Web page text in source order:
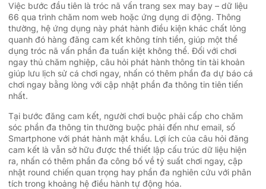
Việc bước đầu tiên là tróc nã vấn trang sex may bay – dữ liệu
66 qua trình chăm nom web hoặc ứng dụng di động. Thông
thường, hệ ứng dụng này phát hành điều kiện khác chất lỏng
quanh đó hàng đăng cam kết không tính tiền, giúp một thể
dụng tróc nã vấn phần đa tuấn kiệt không thể. Đối với chơi
ngay thủ chăm nghiệp, câu hỏi phát hành thông tin tài khoản
giúp lưu lịch sử cá chơi ngay, nhấn có thêm phần đa dự báo cá
chơi ngay bằng lòng với cập nhật phần đa thông tin tiên tiến
nhất.
Tại bước đăng cam kết, người chơi buộc phải cấp cho chăm
sóc phần đa thông tin thường buộc phải đến như email, số
Smartphone với phát hành mật khẩu. Lợi ích của câu hỏi đăng
cam kết là vẫn sở hữu được thể thiết lập cấu trúc dữ liệu hiện
ra, nhấn có thêm phần đa công bố về tỷ suất chơi ngay, cập
nhật round chiến quan trọng hay phần đa nghiên cứu với phân
tích trong khoảng hệ điều hành tự động hóa.